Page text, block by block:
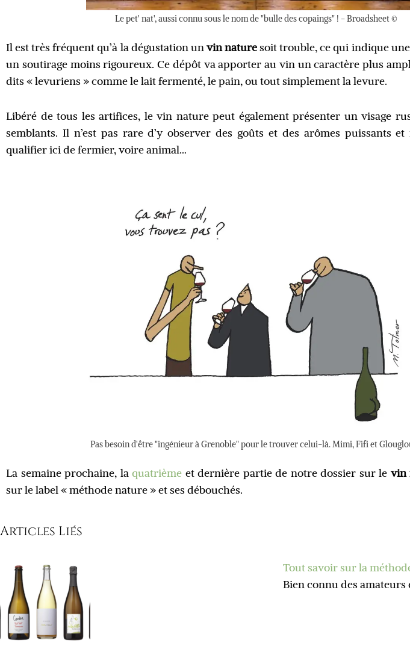
Le pet' nat', aussi connu sous le nom de "bulle des copaings" ! - Broadsheet ©
Il est très fréquent qu’à la dégustation unvin naturesoit trouble, ce qui indique
un soutirage moins rigoureux. Ce dépôt va apporter au vin un caractère plus
dits « levuriens » comme le lait fermenté, le pain, ou tout simplement la levure.
Libéré de tous les artifices, le vin nature peut également présenter un visage
semblants. Il n’est pas rare d’y observer des goûts et des arômes puissants et
qualifier ici de fermier, voire animal…
Pas besoin d'être "ingénieur à Grenoble" pour le trouver celui-là. Mimi, Fifi et
La semaine prochaine, la quatrième et dernière partie de notre dossier sur le vin
sur le label « méthode nature » et ses débouchés.
Articles Liés
Tout savoir sur la
Bien connu des